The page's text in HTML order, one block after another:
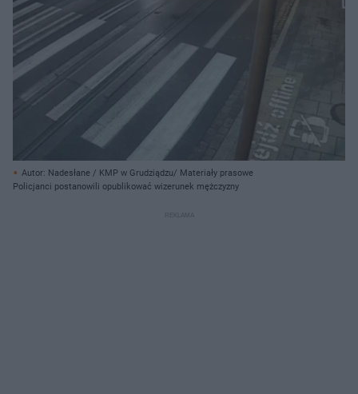
Autor: Nadesłane / KMP w Grudziądzu/ Materiały prasowe
Policjanci postanowili opublikować wizerunek mężczyzny